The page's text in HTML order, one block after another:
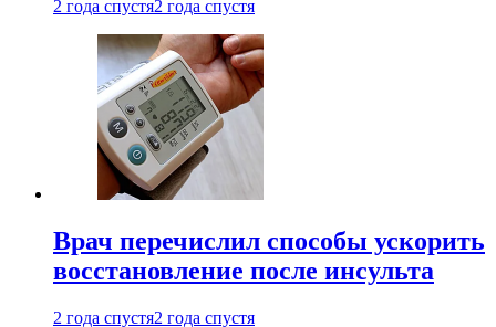
2 года спустя2 года спустя
Врач перечислил способы ускорить
восстановление после инсульта
2 года спустя2 года спустя